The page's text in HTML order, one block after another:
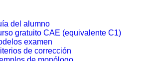
del alumno
gratuito CAE (equivalente C1)
examen
de corrección